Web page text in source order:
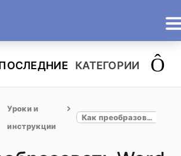
Попробовать
КАТЕГОРИИ
Уроки и
инструкции
Как преобразовать Word в PDF онлайн без Microsoft Office